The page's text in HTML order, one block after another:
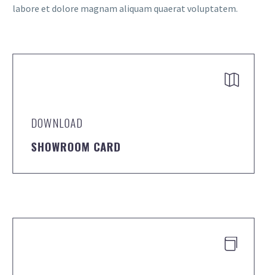
labore et dolore magnam aliquam quaerat voluptatem.


DOWNLOAD
SHOWROOM CARD

